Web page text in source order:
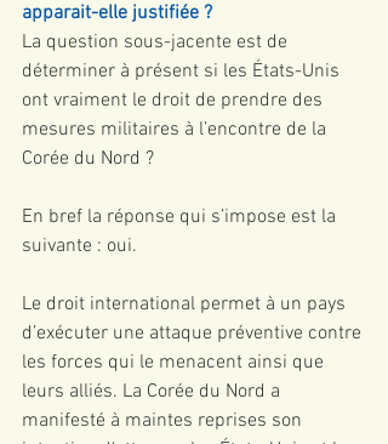
apparait-elle justifiée ?
La question sous-jacente est de
déterminer à présent si les États-Unis
ont vraiment le droit de prendre des
mesures militaires à l’encontre de la
Corée du Nord ?
En bref la réponse qui s’impose est la
suivante : oui.
Le droit international permet à un pays
d’exécuter une attaque préventive contre
les forces qui le menacent ainsi que
leurs alliés. La Corée du Nord a
manifesté à maintes reprises son